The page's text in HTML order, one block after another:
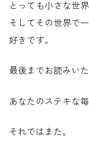
とっても小さな世
そしてその世界で
好きです。
最後までお読みい
あなたのステキな
それではまた。